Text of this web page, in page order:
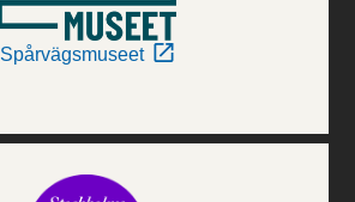
Spårvägsmuseet